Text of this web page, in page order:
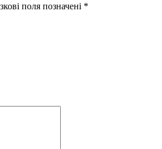
поля позначені *